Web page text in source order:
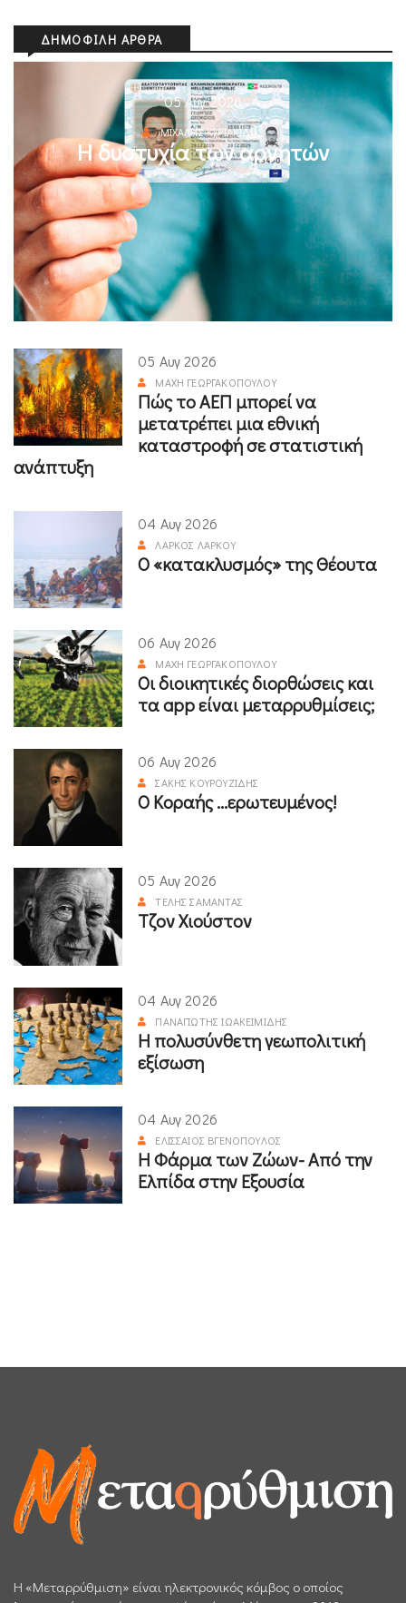
ΔΗΜΟΦΙΛΉ ΆΡΘΡΑ
05 Αυγ 2026
ΜΙΧΆΛΗΣ ΚΥΡΙΑΚΊΔΗΣ
Η δυστυχία των αρνητών
05 Αυγ 2026
ΜΆΧΗ ΓΕΩΡΓΑΚΟΠΟΎΛΟΥ
Πώς το ΑΕΠ μπορεί να
μετατρέπει μια εθνική
καταστροφή σε στατιστική
ανάπτυξη
04 Αυγ 2026
ΛΆΡΚΟΣ ΛΆΡΚΟΥ
Ο «κατακλυσμός» της Θέουτα
06 Αυγ 2026
ΜΆΧΗ ΓΕΩΡΓΑΚΟΠΟΎΛΟΥ
Οι διοικητικές διορθώσεις και
τα app είναι μεταρρυθμίσεις;
06 Αυγ 2026
ΣΆΚΗΣ ΚΟΥΡΟΥΖΊΔΗΣ
Ο Κοραής ...ερωτευμένος!
05 Αυγ 2026
ΤΈΛΗΣ ΣΑΜΑΝΤΆΣ
Τζον Χιούστον
04 Αυγ 2026
ΠΑΝΑΓΙΏΤΗΣ ΙΩΑΚΕΙΜΊΔΗΣ
Η πολυσύνθετη γεωπολιτική
εξίσωση
04 Αυγ 2026
ΕΛΙΣΣΑΊΟΣ ΒΓΕΝΌΠΟΥΛΟΣ
Η Φάρμα των Ζώων- Από την
Ελπίδα στην Εξουσία
H «Μεταρρύθμιση» είναι ηλεκτρονικός κόμβος ο οποίος